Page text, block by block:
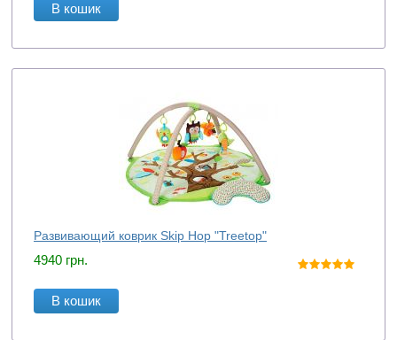
В кошик
Развивающий коврик Skip Hop "Treetop"
4940 грн.
В кошик